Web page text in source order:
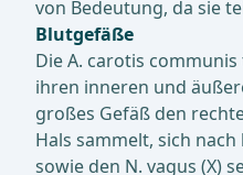
von Bedeutung, da sie
Blutgefäße
Die A. carotis
ihren inneren und
großes Gefäß den
Hals sammelt, sich
sowie den N. vagus (X)